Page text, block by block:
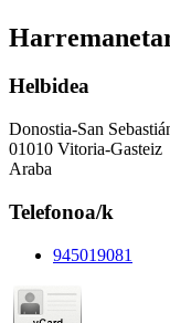
Helbidea
Donostia-San
01010 Vitoria-Gasteiz
Araba
Telefonoa/k
945019081